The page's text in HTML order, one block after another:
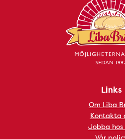
Links
Om Liba
Kontakta
Jobba hos